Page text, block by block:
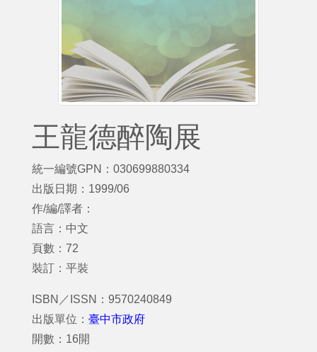
王龍德醉陶展
統一編號GPN：030699880334
出版日期：1999/06
作/編/譯者：
語言：中文
頁數：72
裝訂：平裝
ISBN／ISSN：9570240849
出版單位： 臺中市政府
開數：16開